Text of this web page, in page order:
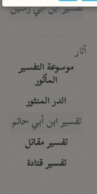
تفسير ابن أبي زمنين
آثار
موسوعة التفسير
المأثور
الدر المنثور
تفسير ابن أبي حاتم
تفسير مقاتل
تفسير قتادة